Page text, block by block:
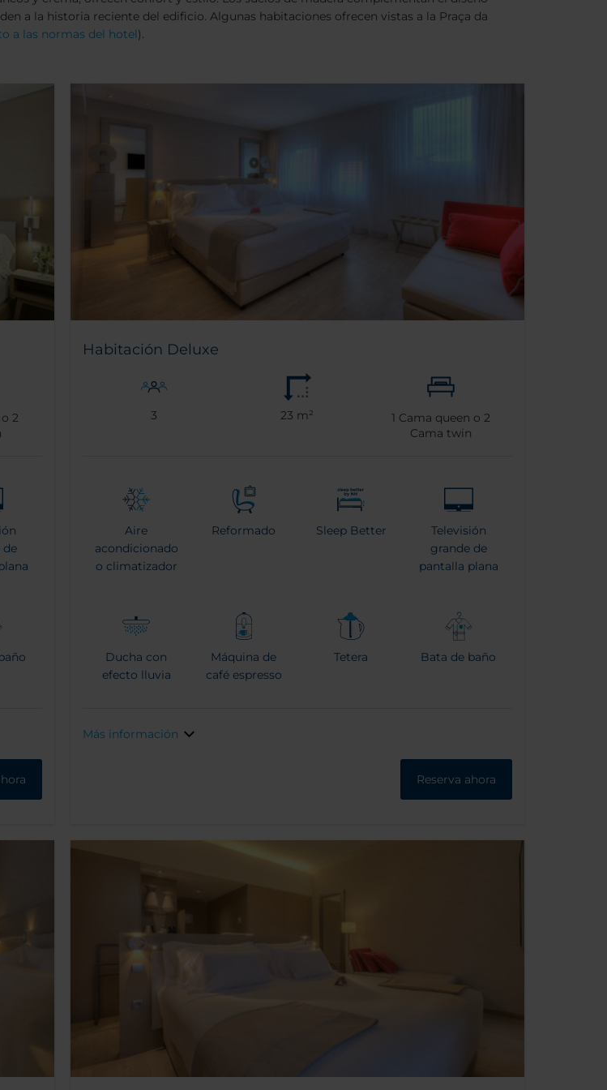
a la historia reciente del edificio. Algunas habitaciones ofrecen vistas a la Praça da
a las normas del hotel).
2
de
Habitación Deluxe
3 23 m² 1 Cama queen o 2
Cama twin
Aire
acondicionado
o climatizador
Reformado Sleep Better
Televisión
grande de
pantalla plana
Ducha con
efecto lluvia
Máquina de
café espresso
Tetera Bata de baño
Más información
Reserva ahora